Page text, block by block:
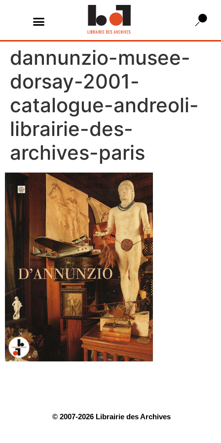
dannunzio-musee-
dorsay-2001-
catalogue-andreoli-
librairie-des-
archives-paris
© 2007-2026 Librairie des Archives